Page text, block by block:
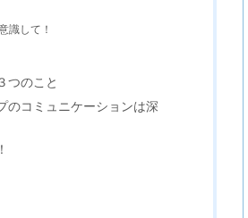
識して！
つのこと
のコミュニケーションは深